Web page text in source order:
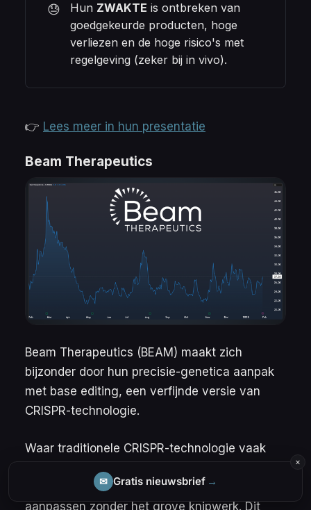
😓 Hun ZWAKTE is ontbreken van
goedgekeurde producten, hoge
verliezen en de hoge risico's met
regelgeving (zeker bij in vivo).
👉 Lees meer in hun presentatie
Beam Therapeutics
Beam Therapeutics (BEAM) maakt zich
bijzonder door hun precisie-genetica aanpak
met base editing, een verfijnde versie van
CRISPR-technologie.
Waar traditionele CRISPR-technologie vaak
met base editing individuele DNA-basen
aanpassen zonder het grove knipwerk. Dit
×
✉ Gratis nieuwsbrief →